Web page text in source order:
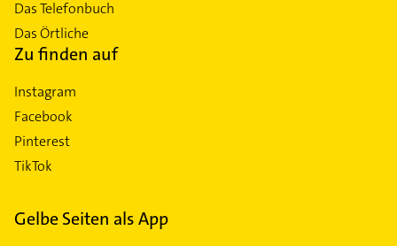
Das Telefonbuch
Das Örtliche
Zu finden auf
Instagram
Facebook
Pinterest
TikTok
Gelbe Seiten als App